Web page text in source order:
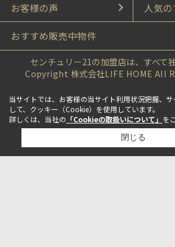
お客様の声 人気
おすすめ販売中物件
センチュリー21の加盟店は、すべて
Copyright 株式会社LIFE HOME All
当サイトでは、お客様の当サイト利用状況把握、
して、クッキー（Cookie）を使用しています。
詳しくは、当社の 「Cookieの取扱いについて」 を
閉じる